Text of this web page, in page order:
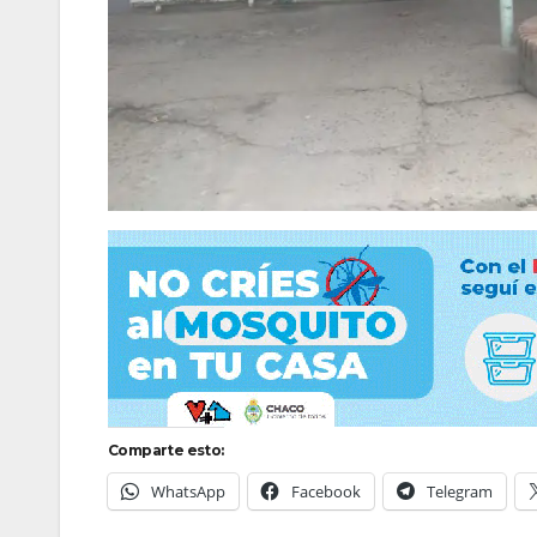
Comparte esto:
WhatsApp Facebook Telegram